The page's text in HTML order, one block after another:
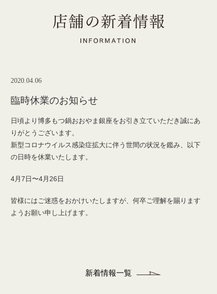
2020.04.06
臨時休業のお知らせ
日頃より博多もつ鍋おおやま銀座をお引き立ていただき誠にあ
りがとうございます。
新型コロナウイルス感染症拡大に伴う世間の状況を鑑み、以下
の日時を休業いたします。
4月7日〜4月26日
皆様にはご迷惑をおかけいたしますが、何卒ご理解を賜ります
ようお願い申し上げます。
新着情報一覧